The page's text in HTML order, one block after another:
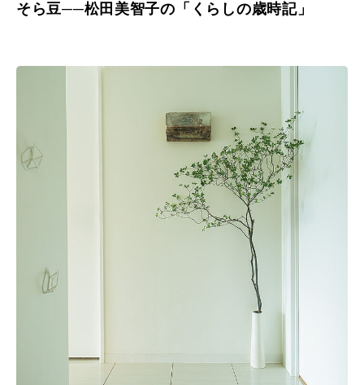
そら豆──松田美智子の「くらしの歳時記」